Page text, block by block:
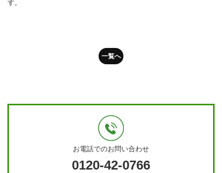
す。
一覧へ
お電話でのお問い合わせ
0120-42-0766